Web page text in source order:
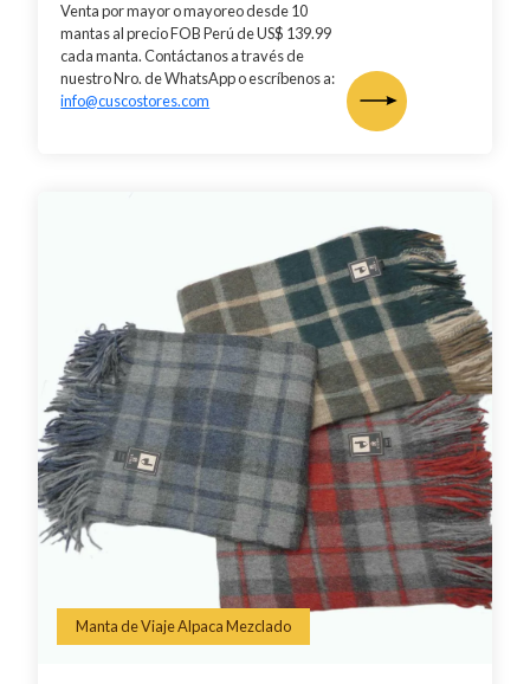
Venta por mayor o mayoreo desde 10
mantas al precio FOB Perú de US$ 139.99
cada manta. Contáctanos a través de
nuestro Nro. de WhatsApp o escríbenos a:
info@cuscostores.com
Manta de Viaje Alpaca Mezclado